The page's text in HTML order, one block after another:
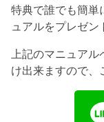
特典で誰でも簡単
ュアルをプレゼン
上記のマニュア
け出来ますので、